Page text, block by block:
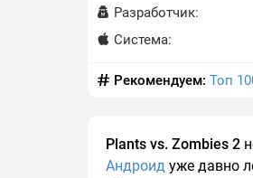
Разработчик:
Система:
Рекомендуем: Топ
Plants vs. Zombies 2
Андроид уже давно